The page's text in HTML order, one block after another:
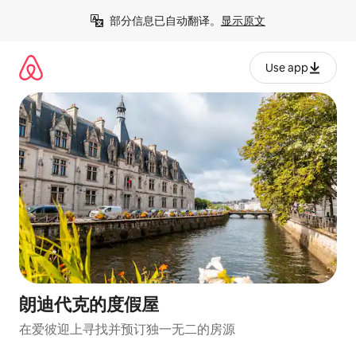
部分信息已自动翻译。 显示原文
Use app
朗迪代克的度假屋
在爱彼迎上寻找并预订独一无二的房源